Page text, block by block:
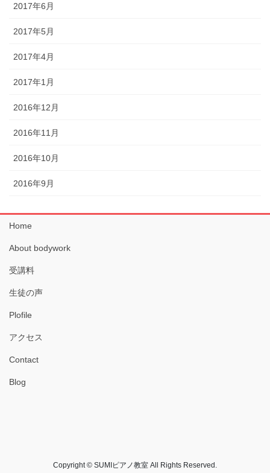
2017年6月
2017年5月
2017年4月
2017年1月
2016年12月
2016年11月
2016年10月
2016年9月
Home
About bodywork
受講料
生徒の声
Plofile
アクセス
Contact
Blog
Copyright © SUMIピアノ教室 All Rights Reserved.